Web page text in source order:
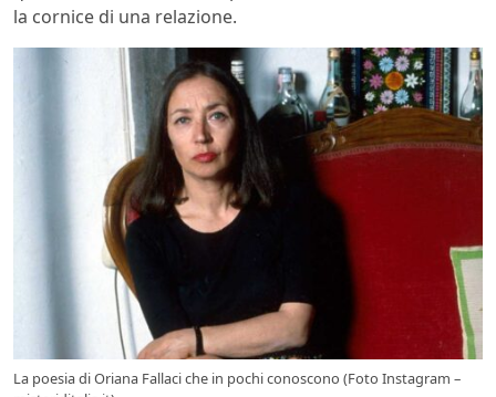
la cornice di una relazione.
La poesia di Oriana Fallaci che in pochi conoscono (Foto Instagram –